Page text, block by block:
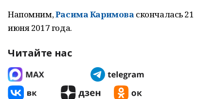
Напомним,Расима Каримова скончалась 21
июня 2017 года.
Читайте нас